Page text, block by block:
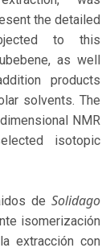
the detailed
to this
as well
products
solvents. The
NMR
isotopic
de Solidago
isomerización
extracción con